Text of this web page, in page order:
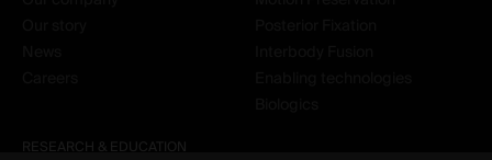
RESEARCH & EDUCATION